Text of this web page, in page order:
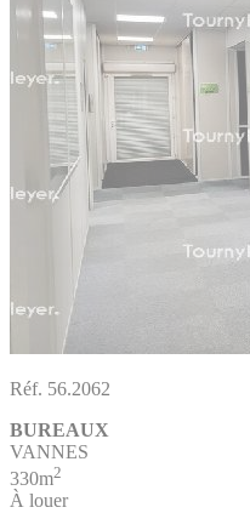
Réf. 56.2062
BUREAUX
VANNES
330m2
À louer